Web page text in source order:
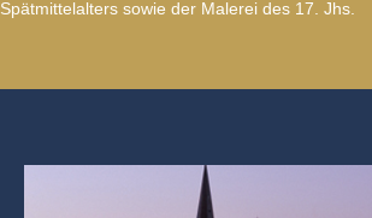
Spätmittelalters sowie der Malerei des 17. Jhs.